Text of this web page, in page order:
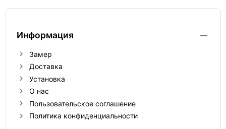
Информация
Замер
Доставка
Установка
О нас
Пользовательское соглашение
Политика конфиденциальности